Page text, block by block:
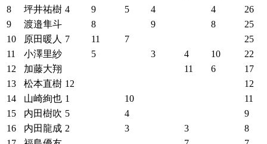
8
坪井祐樹 4 9 5 4 4
26
9
渡邉隼斗 8 9 8
25
10
原田暖人 7 11 7
25
11
小澤里紗 5 3 4 10
22
12
加藤大翔 11 6
17
13
松本直樹 12
12
14
山崎絢也 1 10
11
15
内田樹吹 5 4
9
16
内田龍成 2 3 3
8